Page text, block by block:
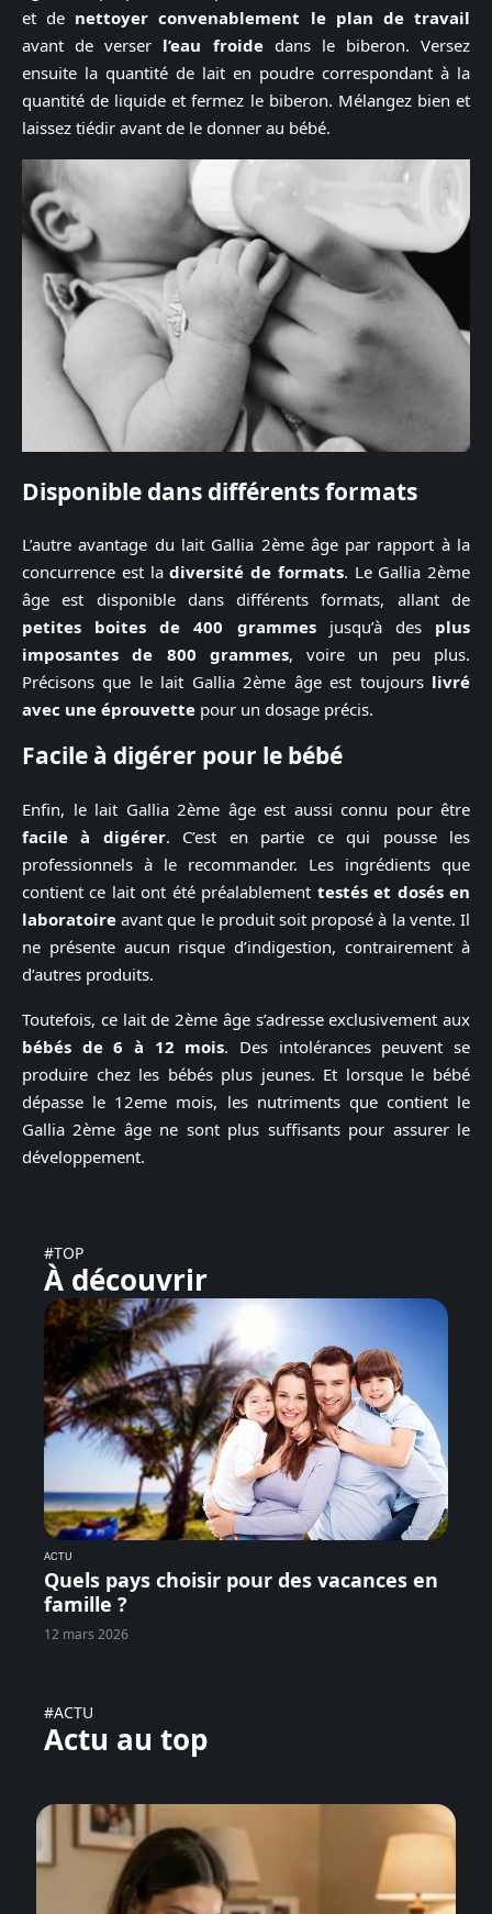
et de nettoyer convenablement le plan de travail
avant de verser l’eau froidedans le biberon. Versez
ensuite la quantité de lait en poudre correspondant à la
quantité de liquide et fermez le biberon. Mélangez bien et
laissez tiédir avant de le donner au bébé.
Disponible dans différents formats
L’autre avantage du lait Gallia 2ème âge par rapport à la
concurrence est ladiversité de formats. Le Gallia 2ème
âge est disponible dans différents formats, allant de
petites boites de 400 grammesjusqu’à des plus
imposantes de 800 grammes, voire un peu plus.
Précisons que le lait Gallia 2ème âge est toujours livré
avec une éprouvette pour un dosage précis.
Facile à digérer pour le bébé
Enfin, le lait Gallia 2ème âge est aussi connu pour être
facile à digérer. C’est en partie ce qui pousse les
professionnels à le recommander. Les ingrédients que
contient ce lait ont été préalablement testés et dosés en
laboratoire avant que le produit soit proposé à la vente. Il
ne présente aucun risque d’indigestion, contrairement à
d’autres produits.
Toutefois, ce lait de 2ème âge s’adresse exclusivement aux
bébés de 6 à 12 mois. Des intolérances peuvent se
produire chez les bébés plus jeunes. Et lorsque le bébé
dépasse le 12eme mois, les nutriments que contient le
Gallia 2ème âge ne sont plus suffisants pour assurer le
développement.
#TOP
À découvrir
ACTU
Quels pays choisir pour des vacances en
famille ?
12 mars 2026
#ACTU
Actu au top